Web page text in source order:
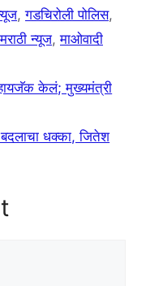
,गडचिरोली पोलिस,
मराठी न्यूज,माओवादी
हायजॅक केलं; मुख्यमंत्री
धक्का, जितेश